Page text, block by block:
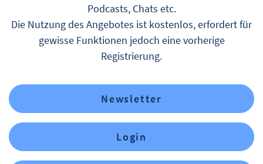
Podcasts, Chats etc.
Die Nutzung des Angebotes ist kostenlos, erfordert für
gewisse Funktionen jedoch eine vorherige
Registrierung.
Newsletter
Login